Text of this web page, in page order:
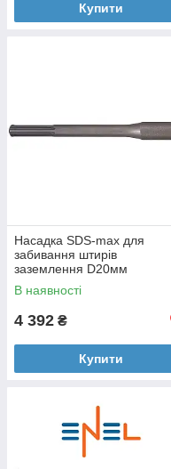
Купити
Насадка SDS-max для
забивання штирів
заземлення D20мм
В наявності
4 392 ₴
Купити